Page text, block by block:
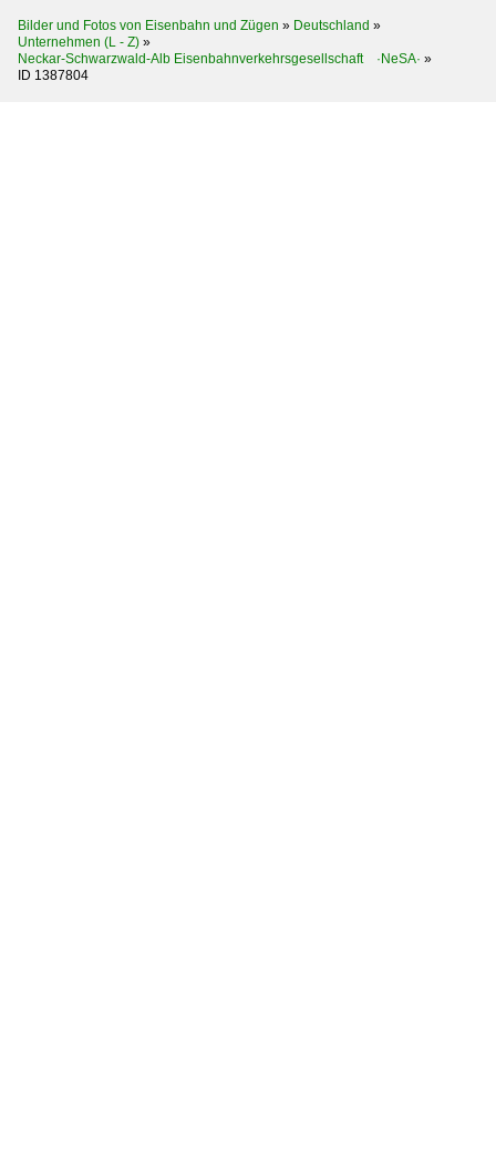
Bilder und Fotos von Eisenbahn und Zügen » Deutschland »
Unternehmen (L - Z) »
Neckar-Schwarzwald-Alb Eisenbahnverkehrsgesellschaft ·NeSA· »
ID 1387804